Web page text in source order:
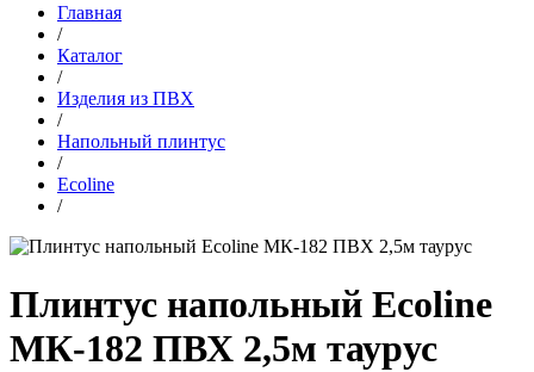
Главная
/
Каталог
/
Изделия из ПВХ
/
Напольный плинтус
/
Ecoline
/
Плинтус напольный Ecoline
МК-182 ПВХ 2,5м таурус